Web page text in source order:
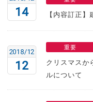
14 【内容訂正
12
2018/12
重要
クリスマスか
ルについて